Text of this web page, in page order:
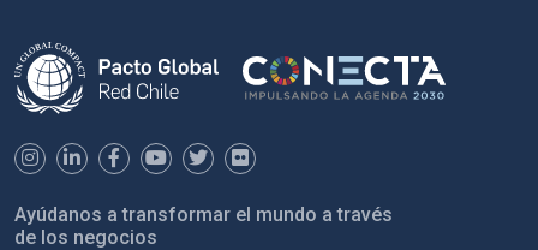
Ayúdanos a transformar el mundo a través
de los negocios